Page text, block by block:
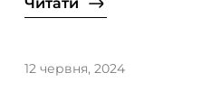
12 червня, 2024